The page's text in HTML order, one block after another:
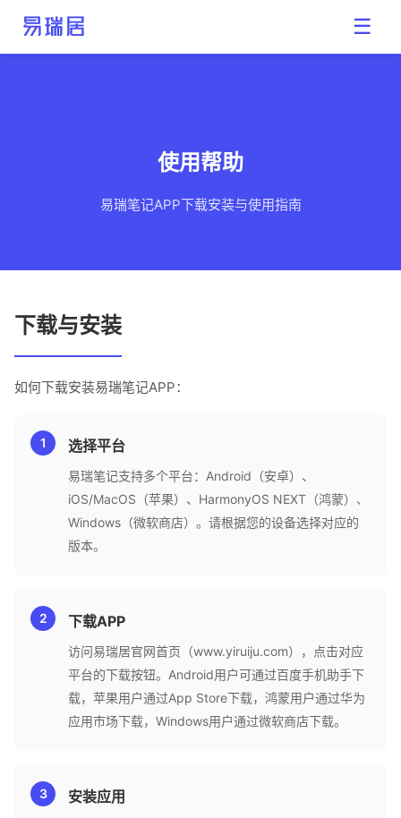
易瑞居 ☰
使用帮助
易瑞笔记APP下载安装与使用指南
下载与安装
如何下载安装易瑞笔记APP：
选择平台
易瑞笔记支持多个平台：Android（安卓）、
iOS/MacOS（苹果）、HarmonyOS NEXT（鸿蒙）、
Windows（微软商店）。请根据您的设备选择对应的
版本。
下载APP
访问易瑞居官网首页（www.yiruiju.com），点击对应
平台的下载按钮。Android用户可通过百度手机助手下
载，苹果用户通过App Store下载，鸿蒙用户通过华为
应用市场下载，Windows用户通过微软商店下载。
安装应用